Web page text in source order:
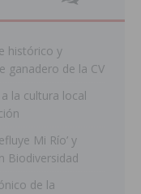
histórico y
ganadero de la CV
la cultura local
Mi Río’ y
Biodiversidad
de la